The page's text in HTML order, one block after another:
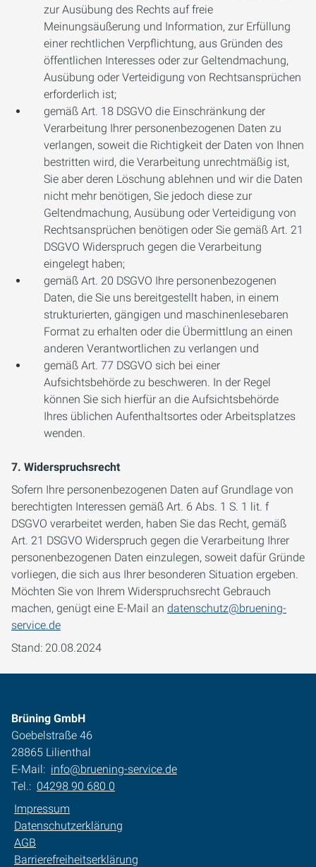
zur Ausübung des Rechts auf freie
Meinungsäußerung und Information, zur Erfüllung
einer rechtlichen Verpflichtung, aus Gründen des
öffentlichen Interesses oder zur Geltendmachung,
Ausübung oder Verteidigung von Rechtsansprüchen
erforderlich ist;
gemäß Art. 18 DSGVO die Einschränkung der
Verarbeitung Ihrer personenbezogenen Daten zu
verlangen, soweit die Richtigkeit der Daten von Ihnen
bestritten wird, die Verarbeitung unrechtmäßig ist,
Sie aber deren Löschung ablehnen und wir die Daten
nicht mehr benötigen, Sie jedoch diese zur
Geltendmachung, Ausübung oder Verteidigung von
Rechtsansprüchen benötigen oder Sie gemäß Art. 21
DSGVO Widerspruch gegen die Verarbeitung
eingelegt haben;
gemäß Art. 20 DSGVO Ihre personenbezogenen
Daten, die Sie uns bereitgestellt haben, in einem
strukturierten, gängigen und maschinenlesebaren
Format zu erhalten oder die Übermittlung an einen
anderen Verantwortlichen zu verlangen und
gemäß Art. 77 DSGVO sich bei einer
Aufsichtsbehörde zu beschweren. In der Regel
können Sie sich hierfür an die Aufsichtsbehörde
Ihres üblichen Aufenthaltsortes oder Arbeitsplatzes
wenden.
7. Widerspruchsrecht
Sofern Ihre personenbezogenen Daten auf Grundlage von
berechtigten Interessen gemäß Art. 6 Abs. 1 S. 1 lit. f
DSGVO verarbeitet werden, haben Sie das Recht, gemäß
Art. 21 DSGVO Widerspruch gegen die Verarbeitung Ihrer
personenbezogenen Daten einzulegen, soweit dafür Gründe
vorliegen, die sich aus Ihrer besonderen Situation ergeben.
Möchten Sie von Ihrem Widerspruchsrecht Gebrauch
machen, genügt eine E-Mail an datenschutz@bruening-
service.de
Stand: 20.08.2024
Brüning GmbH
Goebelstraße 46
28865 Lilienthal
E-Mail: info@bruening-service.de
Tel.: 04298 90 680 0
Impressum
Datenschutzerklärung
AGB
Barrierefreiheitserklärung